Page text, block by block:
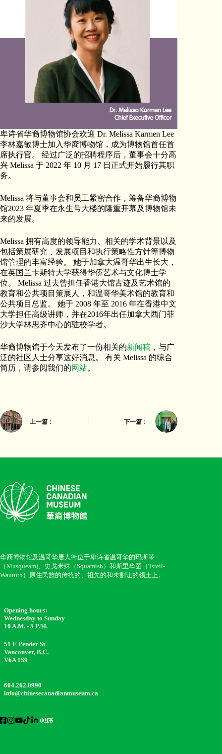
卑诗省华裔博物馆协会欢迎 Dr. Melissa Karmen Lee
李林嘉敏博士加入华裔博物馆，成为博物馆首任首
席执行官。 经过广泛的招聘程序后，董事会十分高
兴 Melissa 于 2022 年 10 月 17 日正式开始履行其职
务。
Melissa 将与董事会和员工紧密合作，筹备华裔博物
馆2023 年夏季在永生号大楼的隆重开幕及博物馆未
来的发展。
Melissa 拥有高度的领导能力、相关的学术背景以及
包括策展研究﹑发展项目和执行策略性方针等博物
馆管理的丰富经验。 她于加拿大温哥华出生长大，
在英国兰卡斯特大学获得华侨艺术与文化博士学
位。 Melissa 过去曾担任香港大馆古迹及艺术馆的
教育和公共项目策展人，和温哥华美术馆的教育和
公共项目总监。 她于 2008 年至 2016 年在香港中文
大学担任高级讲师，并在2016年出任加拿大西门菲
沙大学林思齐中心的驻校学者。
华裔博物馆于今天发布了一份相关的新闻稿 ，与广
泛的社区人士分享这好消息。 有关 Melissa 的综合
简历，请参阅我们的网站。
上一篇： 下一篇：
华裔博物馆及温哥华唐人街位于卑诗省温哥华的玛斯琴
（Musqueam)、史戈米殊（Squamish）和斯里华图（Tsleil-
Waututh）原住民族的传统的、祖先的和未割让的领土上。
Opening hours:
Wednesday to Sunday
10 A.M. - 5 P.M.
51 E Pender St
Vancouver, B.C.
V6A 1S9
604.262.0990
info@chinesecanadianmuseum.ca